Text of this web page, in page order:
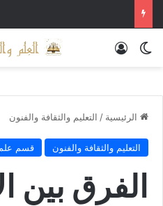
الوضع المظلمتسجيل الدخول
الرئيسية / التعليم والثقافة والفنون
التعليم والثقافة والفنون قسم
الفرق بين